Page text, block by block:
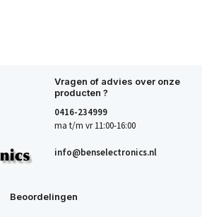
Vragen of advies over onze
producten ?
0416-234999
ma t/m vr 11:00-16:00
info@benselectronics.nl
Beoordelingen